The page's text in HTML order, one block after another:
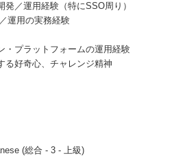
発／運用経験（特にSSO周り）
運用の実務経験
・プラットフォームの運用経験
る好奇心、チャレンジ精神
(総合 - 3 - 上級)